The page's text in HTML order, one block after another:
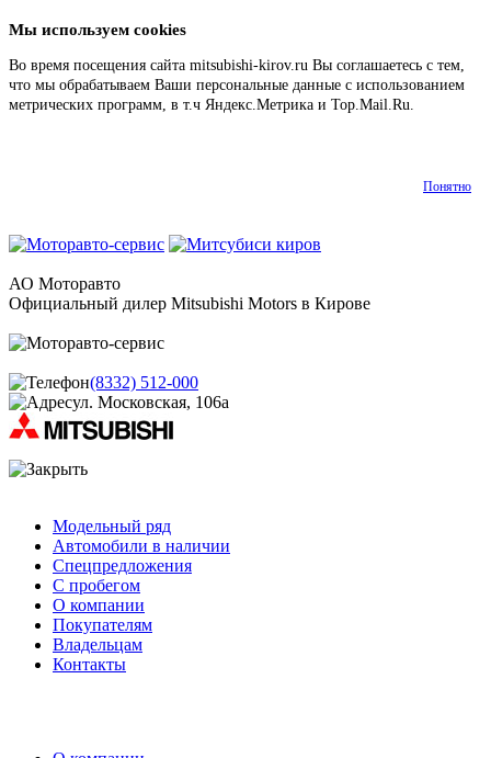
Мы используем cookies
Во время посещения сайта mitsubishi-kirov.ru Вы соглашаетесь с тем,
что мы обрабатываем Ваши персональные данные с использованием
метрических программ, в т.ч Яндекс.Метрика и Top.Mail.Ru.
Понятно
АО Моторавто
Официальный дилер Mitsubishi Motors в Кирове
(8332) 512-000
ул. Московская, 106а
Модельный ряд
Автомобили в наличии
Спецпредложения
С пробегом
О компании
Покупателям
Владельцам
Контакты